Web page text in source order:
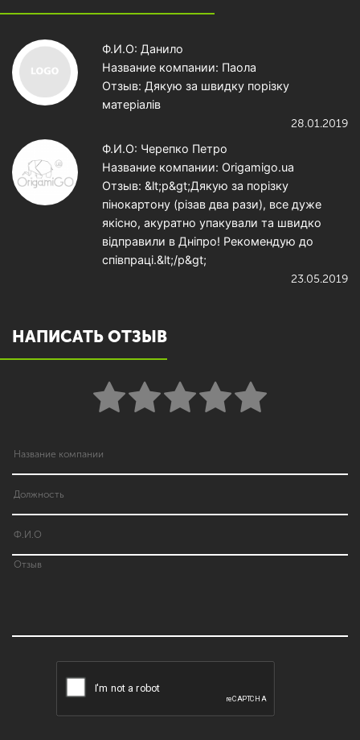
Ф.И.О: Данило
Название компании: Паола
Отзыв: Дякую за швидку порізку
матеріалів
28.01.2019
Ф.И.О: Черепко Петро
Название компании: Origamigo.ua
Отзыв: &lt;p&gt;Дякую за порізку
пінокартону (різав два рази), все дуже
якісно, акуратно упакували та швидко
відправили в Дніпро! Рекомендую до
співпраці.&lt;/p&gt;
23.05.2019
НАПИСАТЬ ОТЗЫВ